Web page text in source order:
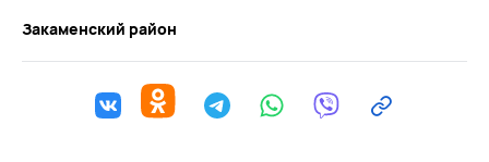
Закаменский район